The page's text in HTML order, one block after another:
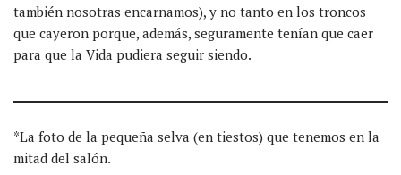
también nosotras encarnamos), y no tanto en los troncos
que cayeron porque, además, seguramente tenían que caer
para que la Vida pudiera seguir siendo.
*La foto de la pequeña selva (en tiestos) que tenemos en la
mitad del salón.